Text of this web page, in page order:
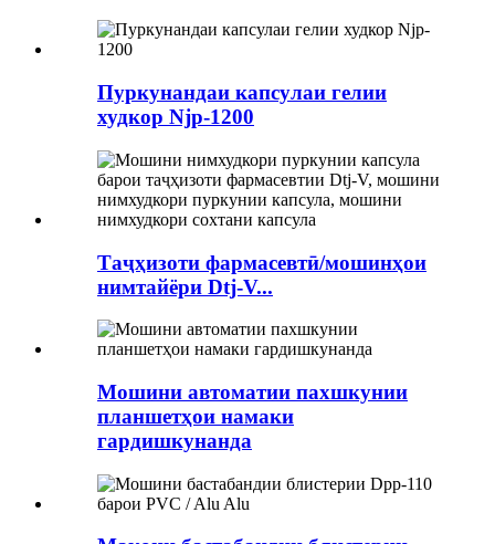
Пуркунандаи капсулаи гелии
худкор Njp-1200
Таҷҳизоти фармасевтӣ/мошинҳои
нимтайёри Dtj-V...
Мошини автоматии пахшкунии
планшетҳои намаки
гардишкунанда